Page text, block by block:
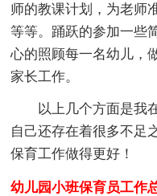
师的教课计划，为老师
等等。踊跃的参加一些
心的照顾每一名幼儿，
家长工作。
以上几个方面是我
自己还存在着很多不足
保育工作做得更好！
幼儿园小班保育员工作